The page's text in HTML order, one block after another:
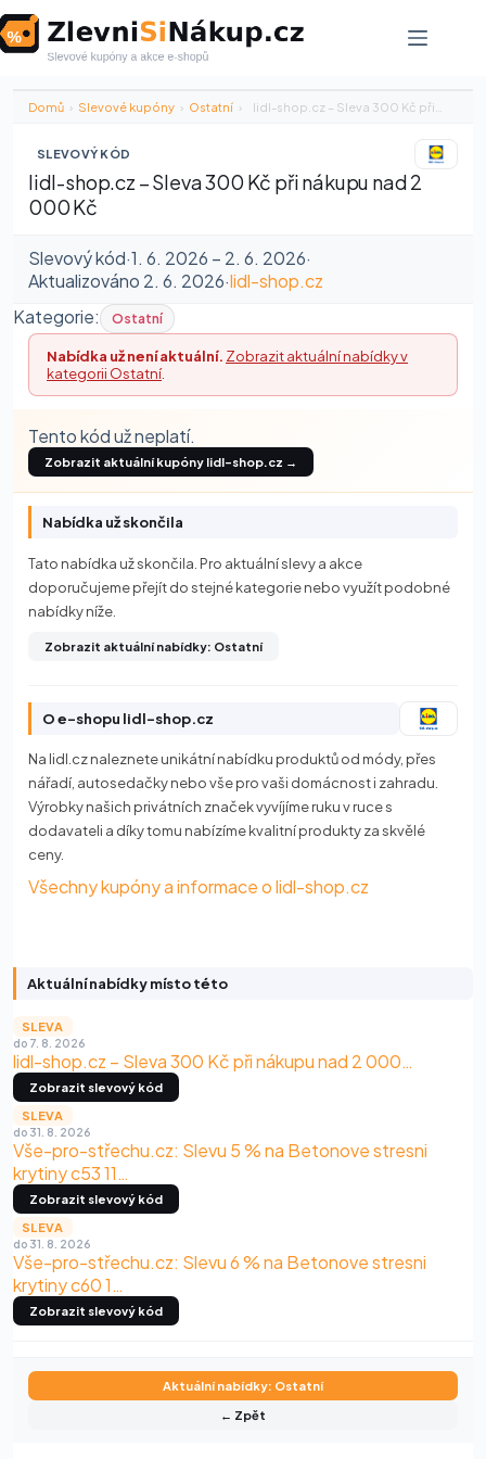
to
content
Domů › Slevové kupóny › Ostatní › lidl-shop.cz – Sleva 300 Kč při…
SLEVOVÝ KÓD
lidl-shop.cz – Sleva 300 Kč při nákupu nad 2
000 Kč
Slevový kód·1. 6. 2026 – 2. 6. 2026·
Aktualizováno 2. 6. 2026·lidl-shop.cz
Kategorie:
Ostatní
Nabídka už není aktuální. Zobrazit aktuální nabídky v
kategorii Ostatní.
Tento kód už neplatí.
Zobrazit aktuální kupóny lidl-shop.cz →
Nabídka už skončila
Tato nabídka už skončila. Pro aktuální slevy a akce
doporučujeme přejít do stejné kategorie nebo využít podobné
nabídky níže.
Zobrazit aktuální nabídky: Ostatní
O e-shopu lidl-shop.cz
Na lidl.cz naleznete unikátní nabídku produktů od módy, přes
nářadí, autosedačky nebo vše pro vaši domácnost i zahradu.
Výrobky našich privátních značek vyvíjíme ruku v ruce s
dodavateli a díky tomu nabízíme kvalitní produkty za skvělé
ceny.
Všechny kupóny a informace o lidl-shop.cz
Aktuální nabídky místo této
SLEVA
do 7. 8. 2026
lidl-shop.cz – Sleva 300 Kč při nákupu nad 2 000…
Zobrazit slevový kód
SLEVA
do 31. 8. 2026
Vše-pro-střechu.cz: Slevu 5 % na Betonove stresni
krytiny c53 11…
Zobrazit slevový kód
SLEVA
do 31. 8. 2026
Vše-pro-střechu.cz: Slevu 6 % na Betonove stresni
krytiny c60 1…
Zobrazit slevový kód
Aktuální nabídky: Ostatní
← Zpět